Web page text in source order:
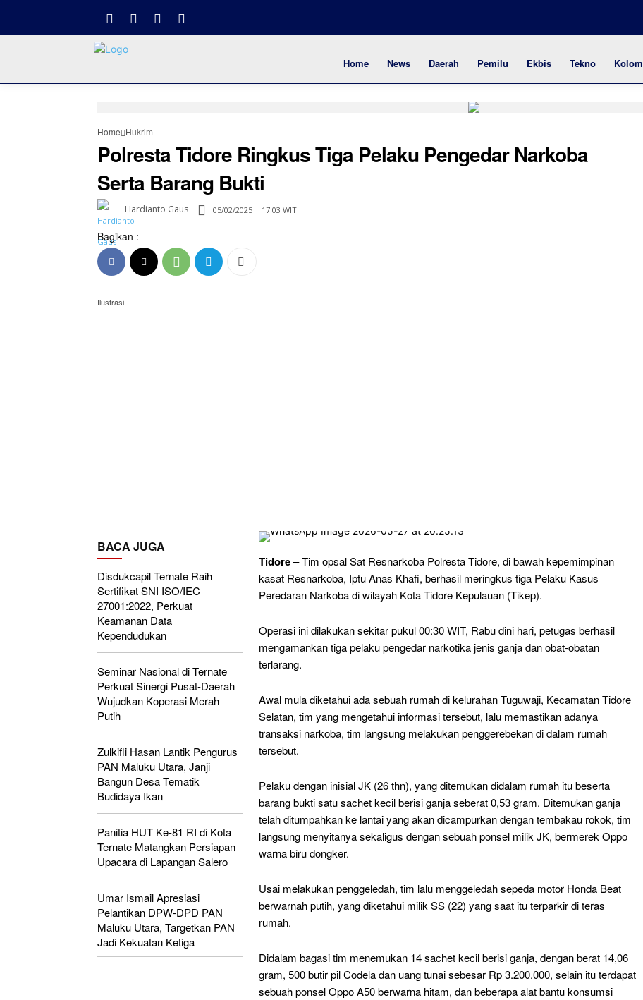
Home News Daerah Pemilu Ekbis Tekno Kolom
Home Hukrim
Polresta Tidore Ringkus Tiga Pelaku Pengedar Narkoba
Serta Barang Bukti
Hardianto Gaus 05/02/2025 | 17:03 WIT
Bagikan :
Ilustrasi
BACA JUGA
Disdukcapil Ternate Raih
Sertifikat SNI ISO/IEC
27001:2022, Perkuat
Keamanan Data
Kependudukan
Seminar Nasional di Ternate
Perkuat Sinergi Pusat-Daerah
Wujudkan Koperasi Merah
Putih
Zulkifli Hasan Lantik Pengurus
PAN Maluku Utara, Janji
Bangun Desa Tematik
Budidaya Ikan
Panitia HUT Ke-81 RI di Kota
Ternate Matangkan Persiapan
Upacara di Lapangan Salero
Umar Ismail Apresiasi
Pelantikan DPW-DPD PAN
Maluku Utara, Targetkan PAN
Jadi Kekuatan Ketiga
Tidore– Tim opsal Sat Resnarkoba Polresta Tidore, di bawah kepemimpinan
kasat Resnarkoba, Iptu Anas Khafi, berhasil meringkus tiga Pelaku Kasus
Peredaran Narkoba di wilayah Kota Tidore Kepulauan (Tikep).
Operasi ini dilakukan sekitar pukul 00:30 WIT, Rabu dini hari, petugas berhasil
mengamankan tiga pelaku pengedar narkotika jenis ganja dan obat-obatan
terlarang.
Awal mula diketahui ada sebuah rumah di kelurahan Tuguwaji, Kecamatan Tidore
Selatan, tim yang mengetahui informasi tersebut, lalu memastikan adanya
transaksi narkoba, tim langsung melakukan penggerebekan di dalam rumah
tersebut.
Pelaku dengan inisial JK (26 thn), yang ditemukan didalam rumah itu beserta
barang bukti satu sachet kecil berisi ganja seberat 0,53 gram. Ditemukan ganja
telah ditumpahkan ke lantai yang akan dicampurkan dengan tembakau rokok, tim
langsung menyitanya sekaligus dengan sebuah ponsel milik JK, bermerek Oppo
warna biru dongker.
Usai melakukan penggeledah, tim lalu menggeledah sepeda motor Honda Beat
berwarnah putih, yang diketahui milik SS (22) yang saat itu terparkir di teras
rumah.
Didalam bagasi tim menemukan 14 sachet kecil berisi ganja, dengan berat 14,06
gram, 500 butir pil Codela dan uang tunai sebesar Rp 3.200.000, selain itu terdapat
sebuah ponsel Oppo A50 berwarna hitam, dan beberapa alat bantu konsumsi